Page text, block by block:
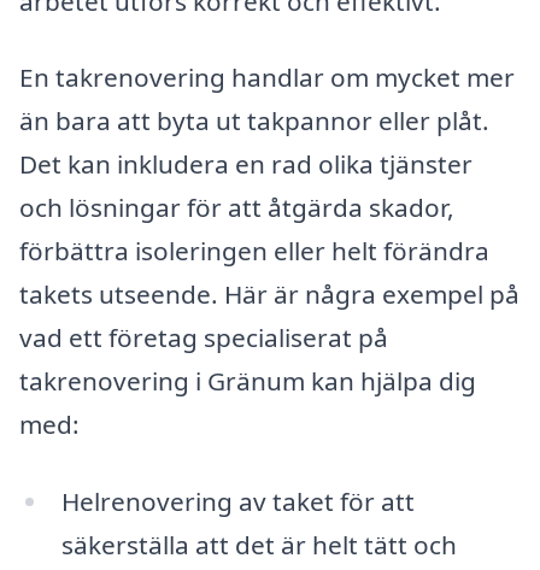
En takrenovering handlar om mycket mer
än bara att byta ut takpannor eller plåt.
Det kan inkludera en rad olika tjänster
och lösningar för att åtgärda skador,
förbättra isoleringen eller helt förändra
takets utseende. Här är några exempel på
vad ett företag specialiserat på
takrenovering i Gränum kan hjälpa dig
med:
Helrenovering av taket för att
säkerställa att det är helt tätt och